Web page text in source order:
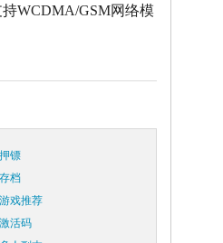
WCDMA/GSM网络模
镖
档
戏推荐
活码